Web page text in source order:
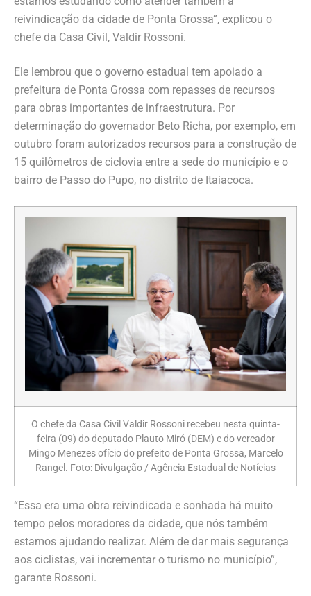
reivindicação da cidade de Ponta Grossa”, explicou o
chefe da Casa Civil, Valdir Rossoni.
Ele lembrou que o governo estadual tem apoiado a
prefeitura de Ponta Grossa com repasses de recursos
para obras importantes de infraestrutura. Por
determinação do governador Beto Richa, por exemplo, em
outubro foram autorizados recursos para a construção de
15 quilômetros de ciclovia entre a sede do município e o
bairro de Passo do Pupo, no distrito de Itaiacoca.
O chefe da Casa Civil Valdir Rossoni recebeu nesta quinta-
feira (09) do deputado Plauto Miró (DEM) e do vereador
Mingo Menezes ofício do prefeito de Ponta Grossa, Marcelo
Rangel. Foto: Divulgação / Agência Estadual de Notícias
“Essa era uma obra reivindicada e sonhada há muito
tempo pelos moradores da cidade, que nós também
estamos ajudando realizar. Além de dar mais segurança
aos ciclistas, vai incrementar o turismo no município”,
garante Rossoni.